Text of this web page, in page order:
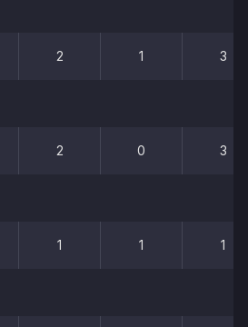
2 1 3
2 0 3
1 1 1